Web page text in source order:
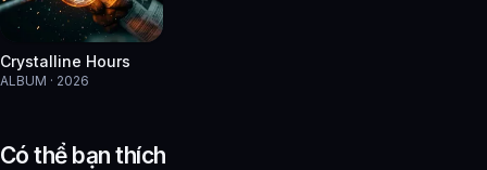
Crystalline Hours
ALBUM · 2026
Có thể bạn thích